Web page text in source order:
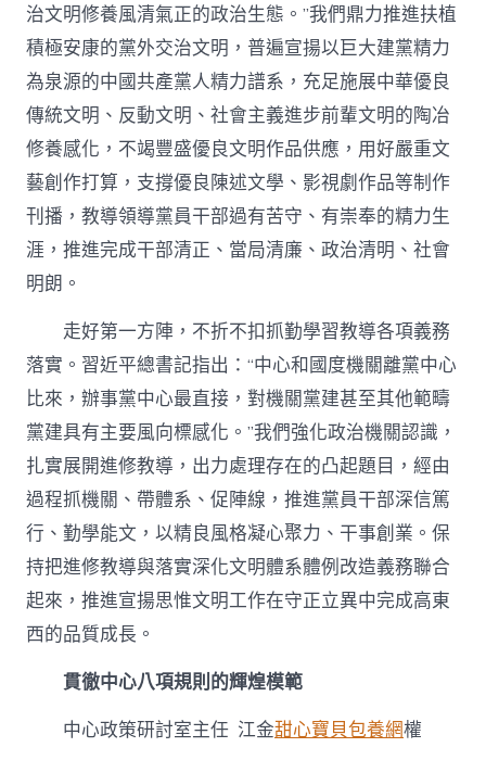
治文明修養風清氣正的政治生態。”我們鼎力推進扶植
積極安康的黨外交治文明，普遍宣揚以巨大建黨精力
為泉源的中國共產黨人精力譜系，充足施展中華優良
傳統文明、反動文明、社會主義進步前輩文明的陶冶
修養感化，不竭豐盛優良文明作品供應，用好嚴重文
藝創作打算，支撐優良陳述文學、影視劇作品等制作
刊播，教導領導黨員干部過有苦守、有崇奉的精力生
涯，推進完成干部清正、當局清廉、政治清明、社會
明朗。
走好第一方陣，不折不扣抓勤學習教導各項義務
落實。習近平總書記指出：“中心和國度機關離黨中心
比來，辦事黨中心最直接，對機關黨建甚至其他範疇
黨建具有主要風向標感化。”我們強化政治機關認識，
扎實展開進修教導，出力處理存在的凸起題目，經由
過程抓機關、帶體系、促陣線，推進黨員干部深信篤
行、勤學能文，以精良風格凝心聚力、干事創業。保
持把進修教導與落實深化文明體系體例改造義務聯合
起來，推進宣揚思惟文明工作在守正立異中完成高東
西的品質成長。
貫徹中心八項規則的輝煌模範
中心政策研討室主任 江金甜心寶貝包養網權